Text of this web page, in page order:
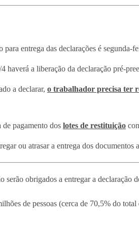
para entrega das declarações é segunda-
haverá a liberação da declaração pré-
a declarar, o trabalhador precisa ter
pagamento dos lotes de restituição
ou atrasar a entrega dos
serão obrigados a entregar a declaração
de pessoas (cerca de 70,5% do